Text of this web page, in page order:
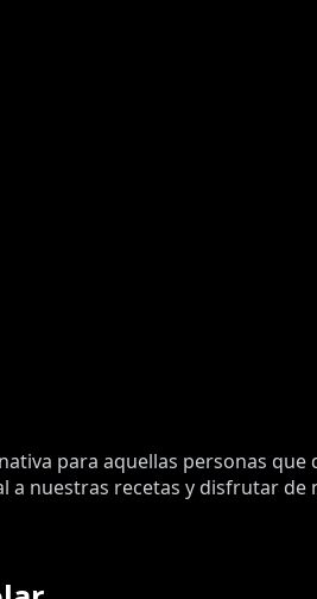
para aquellas personas
a nuestras recetas y disfrutar